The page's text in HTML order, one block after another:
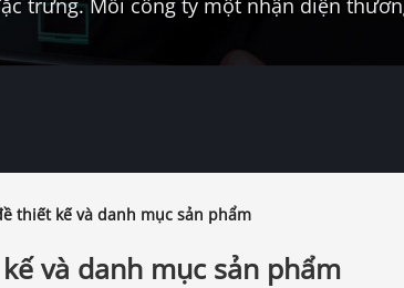
trưng. Mỗi công ty một nhận diện
thiết kế và danh mục sản phẩm
và danh mục sản phẩm